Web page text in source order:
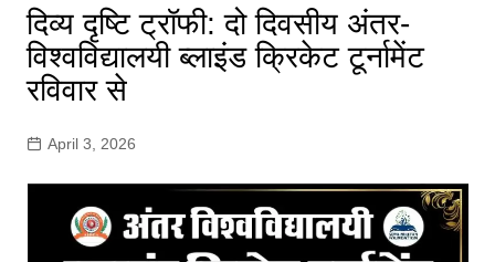
दिव्य दृष्टि ट्रॉफी: दो दिवसीय अंतर-
विश्वविद्यालयी ब्लाइंड क्रिकेट टूर्नामेंट
रविवार से
April 3, 2026